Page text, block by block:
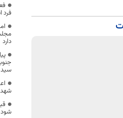
دارد
شود